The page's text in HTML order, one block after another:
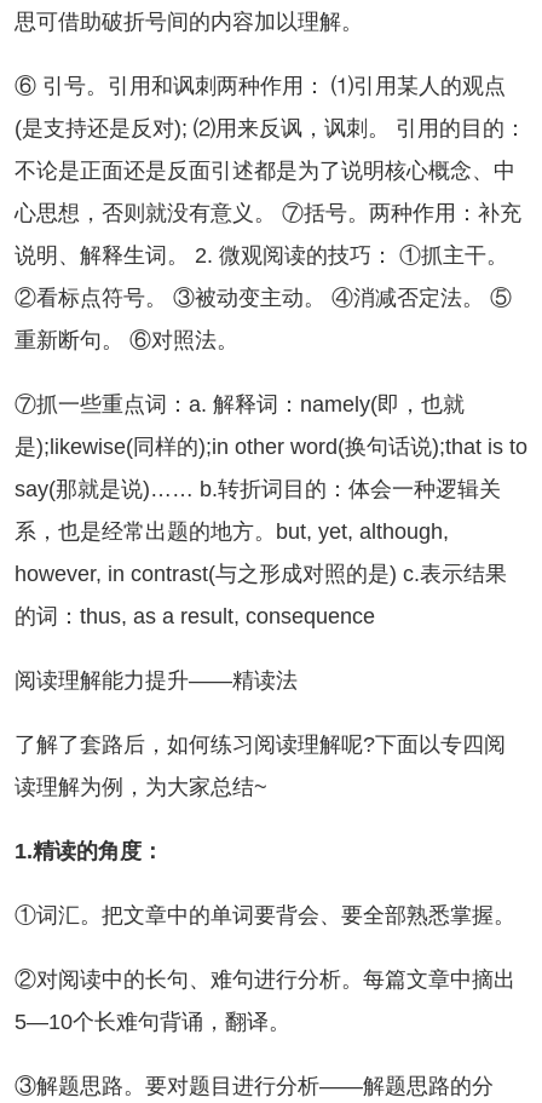
思可借助破折号间的内容加以理解。
号。引用和讽刺两种作用： ⑴引用某人的观点
(是支持还是反对); ⑵用来反讽，讽刺。 引用的目的：
不论是正面还是反面引述都是为了说明核心概念、中
心思想，否则就没有意义。 ⑦括号。两种作用：补充
说明、解释生词。 2. 微观阅读的技巧： ①抓主干。
②看标点符号。 ③被动变主动。 ④消减否定法。 ⑤
重新断句。 ⑥对照法。
一些重点词：a. 解释词：namely(即，也就
是);likewise(同样的);in other word(换句话说);that is to
say(那就是说)…… b.转折词目的：体会一种逻辑关
系，也是经常出题的地方。but, yet, although,
however, in contrast(与之形成对照的是) c.表示结果
的词：thus, as a result, consequence
理解能力提升——精读法
了套路后，如何练习阅读理解呢?下面以专四阅
读理解为例，为大家总结~
1.精读的角度：
汇。把文章中的单词要背会、要全部熟悉掌握。
阅读中的长句、难句进行分析。每篇文章中摘出
5—10个长难句背诵，翻译。
题思路。要对题目进行分析——解题思路的分